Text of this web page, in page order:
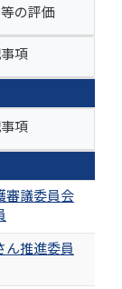
の評価
項
項
議委員会
推進委員